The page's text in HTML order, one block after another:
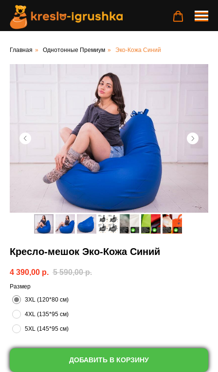
Главная » Однотонные Премиум » Эко-Кожа Синий
Кресло-мешок Эко-Кожа Синий
4 390,00 р. 5 590,00 р.
Размер
3XL (120*80 см)
4XL (135*95 см)
5XL (145*95 см)
ДОБАВИТЬ В КОРЗИНУ